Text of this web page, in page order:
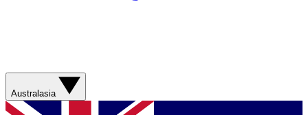
Australasia